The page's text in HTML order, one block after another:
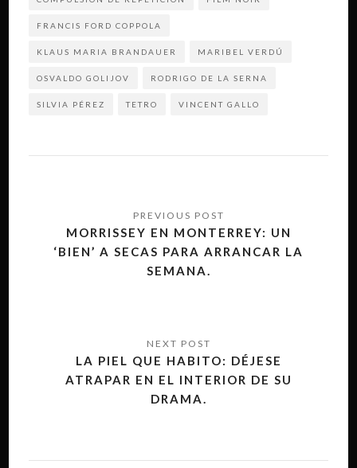
FRANCIS FORD COPPOLA
KLAUS MARIA BRANDAUER MARIBEL VERDÚ
OSVALDO GOLIJOV RODRIGO DE LA SERNA
SILVIA PÉREZ TETRO VINCENT GALLO
entradas
MORRISSEY EN MONTERREY: UN
‘BIEN’ A SECAS PARA ARRANCAR LA
SEMANA.
LA PIEL QUE HABITO: DÉJESE
ATRAPAR EN EL INTERIOR DE SU
DRAMA.